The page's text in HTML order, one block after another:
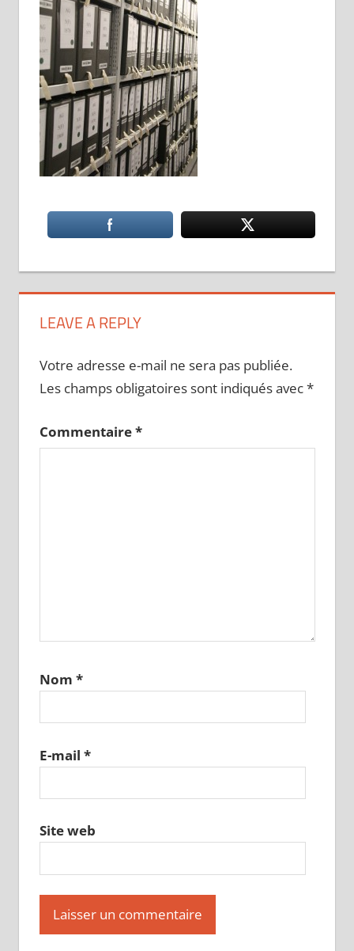
LEAVE A REPLY
Votre adresse e-mail ne sera pas publiée.
Les champs obligatoires sont indiqués avec*
Commentaire*
Nom *
E-mail *
Site web